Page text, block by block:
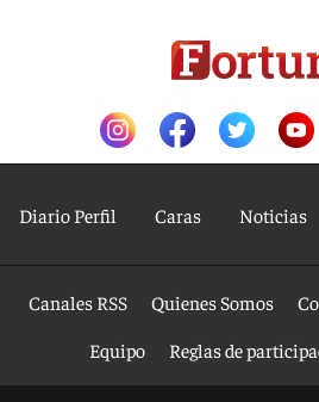
Diario Perfil Caras Noticias
Canales RSS Quienes Somos
Equipo
Reglas de